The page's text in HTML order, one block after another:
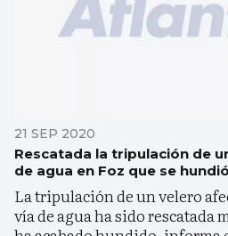
21 SEP 2020
Rescatada la tripulación de
de agua en Foz que se hundió
La tripulación de un velero
vía de agua ha sido rescatada